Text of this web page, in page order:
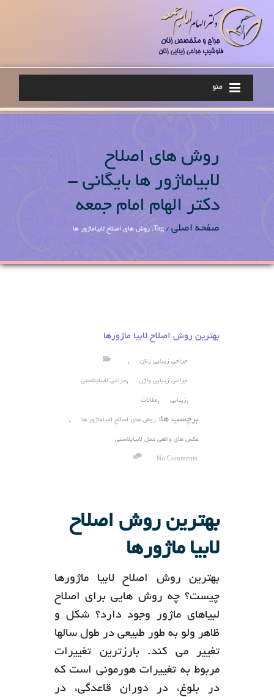
منو
روش های اصلاح
لابیاماژور ها بایگانی -
دکتر الهام امام جمعه
صفحه اصلی / Tag: روش های اصلاح لابیاماژور ها
بهترین روش اصلاح لابیا ماژورها
جراحی زیبایی زنان ,
جراحی زیبایی واژن ,جراحی لابیاپلاستی
,زیبایی ,مقالات
برچسب ها: روش های اصلاح لابیاماژور ها ,
عکس های واقعی عمل لابیاپلاستی
No Comments
بهترین روش اصلاح
لابیا ماژورها
بهترین روش اصلاح لابیا ماژورها
چیست؟ چه روش هایی برای اصلاح
لبیاهای ماژور وجود دارد؟ شکل و
ظاهر ولو به طور طبیعی در طول سالها
تغییر می کند. بارزترین تغییرات
مربوط به تغییرات هورمونی است که
در بلوغ، در دوران قاعدگی، در